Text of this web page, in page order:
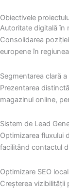
Obiectivele
Autoritate digitală în
Consolidarea
europene în
Segmentarea clară
Prezentarea
magazinul online,
Sistem de Lead
Optimizarea fluxului
facilitând contactul
Optimizare SEO
Creșterea vizibilității